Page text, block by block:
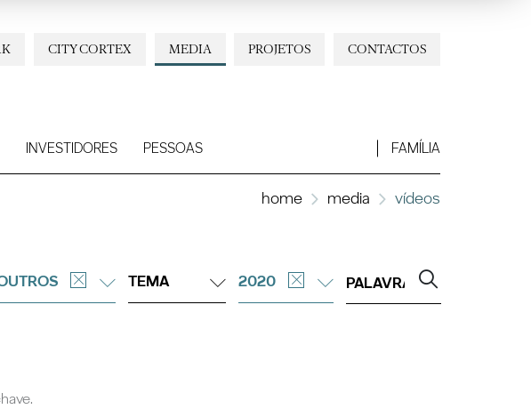
CONTACTOS
PROJETOS
MEDIA
CITY CORTEX
INVESTIDORES PESSOAS FAMÍLIA
home media vídeos
TEMA 2020